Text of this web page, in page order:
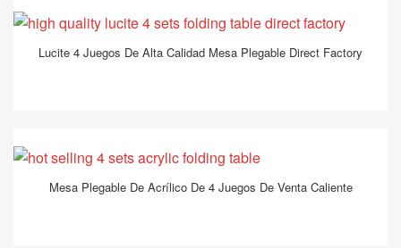
Lucite 4 Juegos De Alta Calidad Mesa Plegable Direct Factory
Mesa Plegable De Acrílico De 4 Juegos De Venta Caliente